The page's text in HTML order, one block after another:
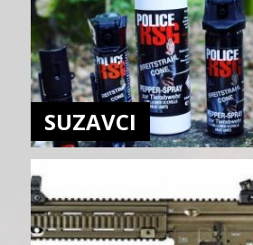
SUZAVCI